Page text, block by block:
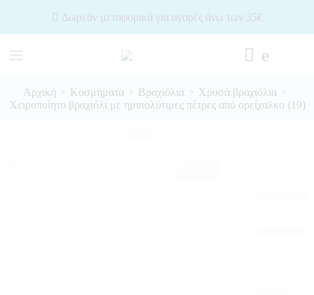
Δωρεάν μεταφορικά για αγορές άνω των 35€
Αρχική Κοσμήματα Βραχιόλια
Χρυσά βραχιόλια
Χειροποίητο βραχιόλι με ημιπολύτιμες πέτρες από ορείχαλκο (19)